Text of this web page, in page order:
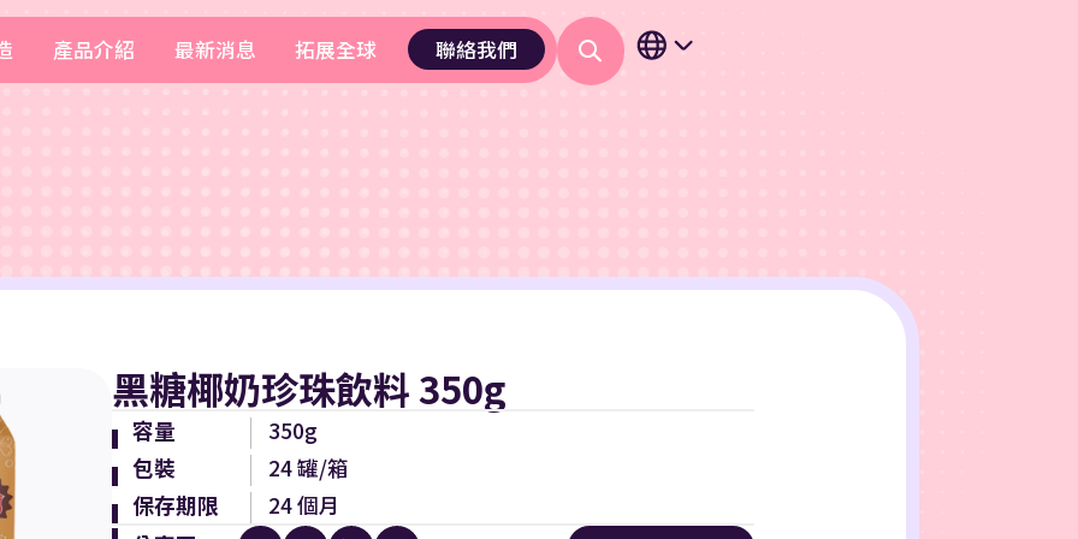
產品介紹 最新消息 拓展全球 聯絡我們
黑糖椰奶珍珠飲料 350g
容量
350g
包裝
24 罐/箱
保存期限
24 個月